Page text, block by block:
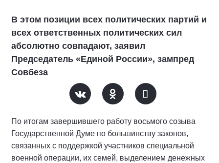
В этом позиции всех политических партий и
всех ответственных политических сил
абсолютно совпадают, заявил
Председатель «Единой России», зампред
Совбеза
По итогам завершившего работу восьмого созыва
Государственной Думе по большинству законов,
связанных с поддержкой участников специальной
военной операции, их семей, выделением денежных